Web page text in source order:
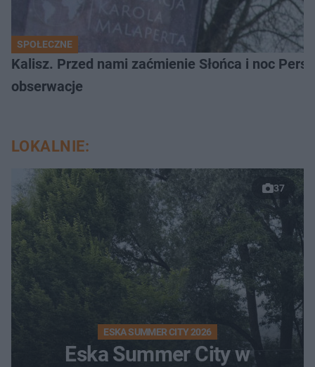
SPOŁECZNE
Kalisz. Przed nami zaćmienie Słońca i noc
obserwacje
LOKALNIE:
37
ESKA SUMMER CITY 2026
Eska Summer City w